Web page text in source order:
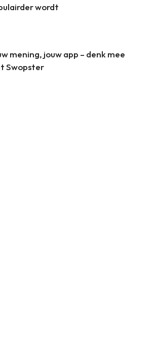
wordt
mening, jouw app – denk mee
Swopster